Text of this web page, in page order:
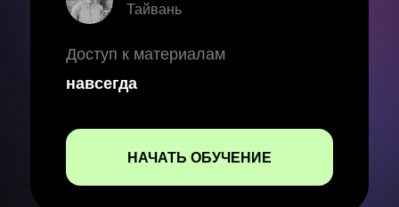
Тайвань
навсегда
Доступ к материалам
НАЧАТЬ ОБУЧЕНИЕ